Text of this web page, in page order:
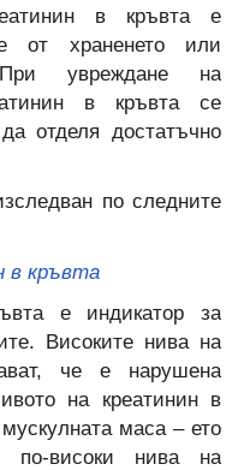
в кръвта е
от храненето или
При увреждане на
в кръвта се
отделя достатъчно
по следните
в кръвта
е индикатор за
Високите нива на
че е нарушена
на креатинин в
маса – ето
високи нива на